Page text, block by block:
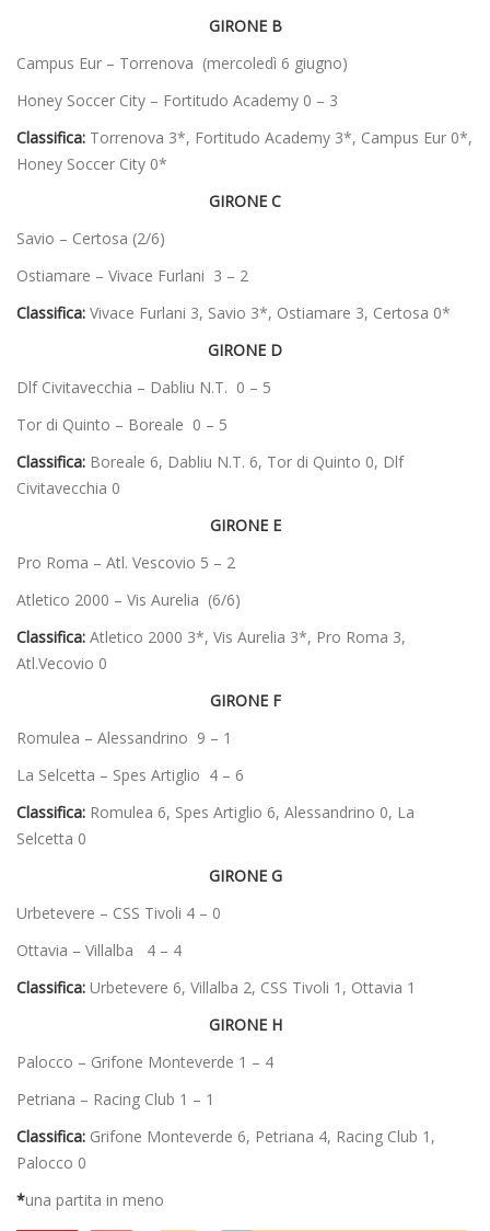
GIRONE B
Campus Eur – Torrenova (mercoledì 6 giugno)
Honey Soccer City – Fortitudo Academy 0 – 3
Classifica: Torrenova 3*, Fortitudo Academy 3*, Campus Eur 0*,
Honey Soccer City 0*
GIRONE C
Savio – Certosa (2/6)
Ostiamare – Vivace Furlani 3 – 2
Classifica: Vivace Furlani 3, Savio 3*, Ostiamare 3, Certosa 0*
GIRONE D
Dlf Civitavecchia – Dabliu N.T. 0 – 5
Tor di Quinto – Boreale 0 – 5
Classifica: Boreale 6, Dabliu N.T. 6, Tor di Quinto 0, Dlf
Civitavecchia 0
GIRONE E
Pro Roma – Atl. Vescovio 5 – 2
Atletico 2000 – Vis Aurelia (6/6)
Classifica: Atletico 2000 3*, Vis Aurelia 3*, Pro Roma 3,
Atl.Vecovio 0
GIRONE F
Romulea – Alessandrino 9 – 1
La Selcetta – Spes Artiglio 4 – 6
Classifica: Romulea 6, Spes Artiglio 6, Alessandrino 0, La
Selcetta 0
GIRONE G
Urbetevere – CSS Tivoli 4 – 0
Ottavia – Villalba 4 – 4
Classifica: Urbetevere 6, Villalba 2, CSS Tivoli 1, Ottavia 1
GIRONE H
Palocco – Grifone Monteverde 1 – 4
Petriana – Racing Club 1 – 1
Classifica: Grifone Monteverde 6, Petriana 4, Racing Club 1,
Palocco 0
*una partita in meno